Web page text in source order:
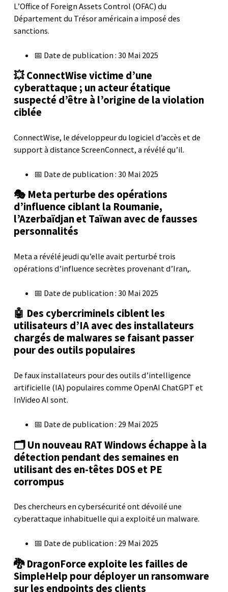
L’Office of Foreign Assets Control (OFAC) du
Département du Trésor américain a imposé des
sanctions.
📅 Date de publication : 30 Mai 2025
💥 ConnectWise victime d’une
cyberattaque ; un acteur étatique
suspecté d’être à l’origine de la violation
ciblée
ConnectWise, le développeur du logiciel d’accès et de
support à distance ScreenConnect, a révélé qu’il.
📅 Date de publication : 30 Mai 2025
🎭 Meta perturbe des opérations
d’influence ciblant la Roumanie,
l’Azerbaïdjan et Taïwan avec de fausses
personnalités
Meta a révélé jeudi qu’elle avait perturbé trois
opérations d’influence secrètes provenant d’Iran,.
📅 Date de publication : 30 Mai 2025
🤖 Des cybercriminels ciblent les
utilisateurs d’IA avec des installateurs
chargés de malwares se faisant passer
pour des outils populaires
De faux installateurs pour des outils d’intelligence
artificielle (IA) populaires comme OpenAI ChatGPT et
InVideo AI sont.
📅 Date de publication : 29 Mai 2025
🗂️ Un nouveau RAT Windows échappe à la
détection pendant des semaines en
utilisant des en-têtes DOS et PE
corrompus
Des chercheurs en cybersécurité ont dévoilé une
cyberattaque inhabituelle qui a exploité un malware.
📅 Date de publication : 29 Mai 2025
🐉 DragonForce exploite les failles de
SimpleHelp pour déployer un ransomware
sur les endpoints des clients